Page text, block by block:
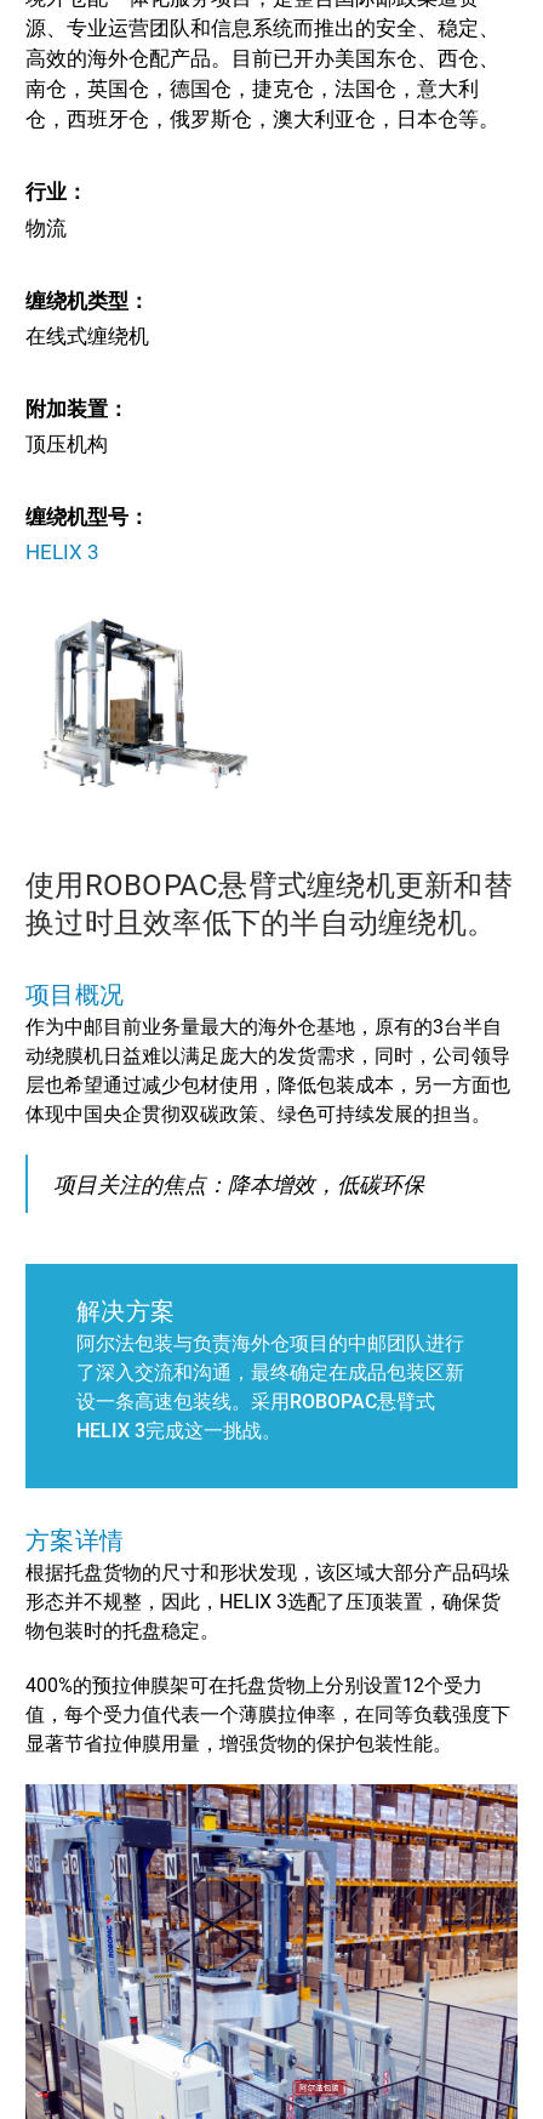
源、专业运营团队和信息系统而推出的安全、稳定、
高效的海外仓配产品。目前已开办美国东仓、西仓、
南仓，英国仓，德国仓，捷克仓，法国仓，意大利
仓，西班牙仓，俄罗斯仓，澳大利亚仓，日本仓等。
行业：
物流
缠绕机类型：
在线式缠绕机
附加装置：
顶压机构
缠绕机型号：
HELIX 3
使用ROBOPAC悬臂式缠绕机更新和替
换过时且效率低下的半自动缠绕机。
项目概况
作为中邮目前业务量最大的海外仓基地，原有的3台半自
动绕膜机日益难以满足庞大的发货需求，同时，公司领导
层也希望通过减少包材使用，降低包装成本，另一方面也
体现中国央企贯彻双碳政策、绿色可持续发展的担当。
项目关注的焦点：降本增效，低碳环保
解决方案
阿尔法包装与负责海外仓项目的中邮团队进行
了深入交流和沟通，最终确定在成品包装区新
设一条高速包装线。采用ROBOPAC悬臂式
HELIX 3完成这一挑战。
方案详情
根据托盘货物的尺寸和形状发现，该区域大部分产品码垛
形态并不规整，因此，HELIX 3选配了压顶装置，确保货
物包装时的托盘稳定。
400%的预拉伸膜架可在托盘货物上分别设置12个受力
值，每个受力值代表一个薄膜拉伸率， 在同等负载强度下
显著节省拉伸膜用量，增强货物的保护包装性能。